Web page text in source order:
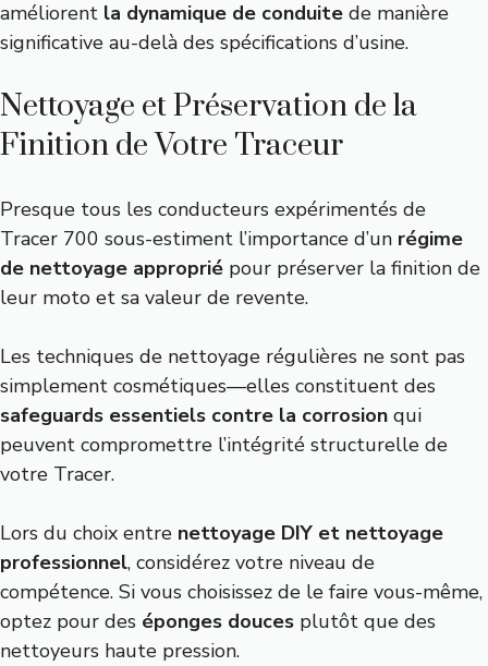
améliorent la dynamique de conduite de manière
significative au-delà des spécifications d’usine.
Nettoyage et Préservation de la
Finition de Votre Traceur
Presque tous les conducteurs expérimentés de
Tracer 700 sous-estiment l’importance d’un régime
de nettoyage approprié pour préserver la finition de
leur moto et sa valeur de revente.
Les techniques de nettoyage régulières ne sont pas
simplement cosmétiques—elles constituent des
safeguards essentiels contre la corrosion qui
peuvent compromettre l’intégrité structurelle de
votre Tracer.
Lors du choix entre nettoyage DIY et nettoyage
professionnel, considérez votre niveau de
compétence. Si vous choisissez de le faire vous-même,
optez pour des éponges douces plutôt que des
nettoyeurs haute pression.